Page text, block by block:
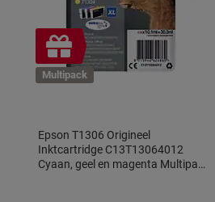
Geschenk
Multipack
Epson T1306 Origineel
Inktcartridge C13T13064012
Cyaan, geel en magenta Multipack